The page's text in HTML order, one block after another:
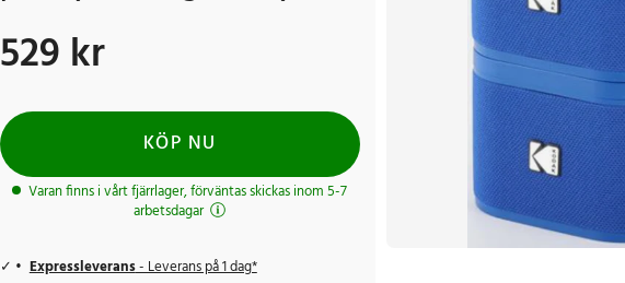
Pris:529 kr
529 kr
KÖP NU
Varan finns i vårt fjärrlager, förväntas skickas inom 5-7
arbetsdagar
Expressleverans- Leverans på 1 dag*